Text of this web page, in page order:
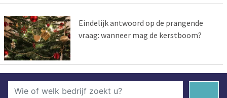
Eindelijk antwoord op de prangende
vraag: wanneer mag de kerstboom?